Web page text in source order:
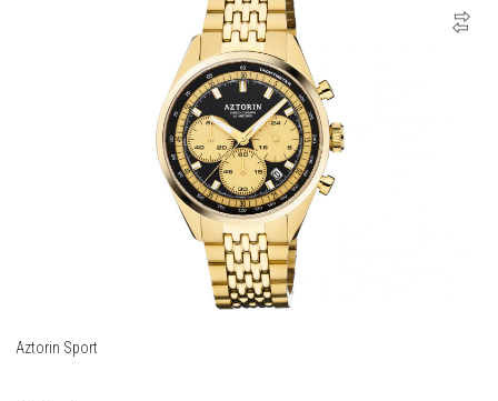
Aztorin Sport